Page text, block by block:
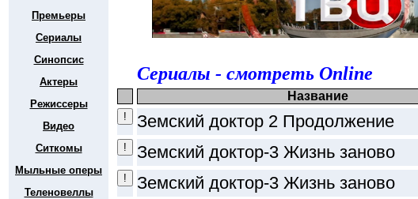
Премьеры
Сериалы
Синопсис
Актеры
Режиссеры
Видео
Ситкомы
Мыльные оперы
Теленовеллы
Сериалы - смотреть Online
Название
Земский доктор 2 Продолжение
Земский доктор-3 Жизнь заново
Земский доктор-3 Жизнь заново